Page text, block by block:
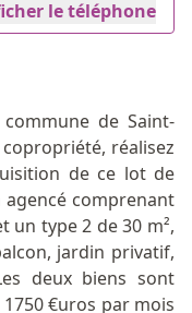
le téléphone
de Saint-
réalisez
de ce lot de
comprenant
un type 2 de 30 m²,
jardin privatif,
deux biens sont
€uros par mois